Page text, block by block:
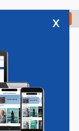
Check in
Vacatures
x